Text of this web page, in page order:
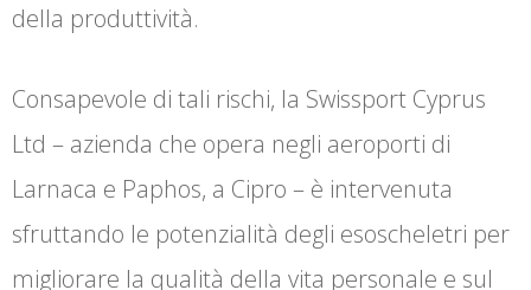
della produttività.
Consapevole di tali rischi, la Swissport Cyprus
Ltd – azienda che opera negli aeroporti di
Larnaca e Paphos, a Cipro – è intervenuta
sfruttando le potenzialità degli esoscheletri per
migliorare la qualità della vita personale e sul